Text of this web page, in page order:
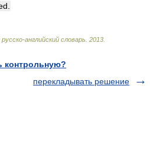
английский словарь 2013
контрольную?
перекладывать решение